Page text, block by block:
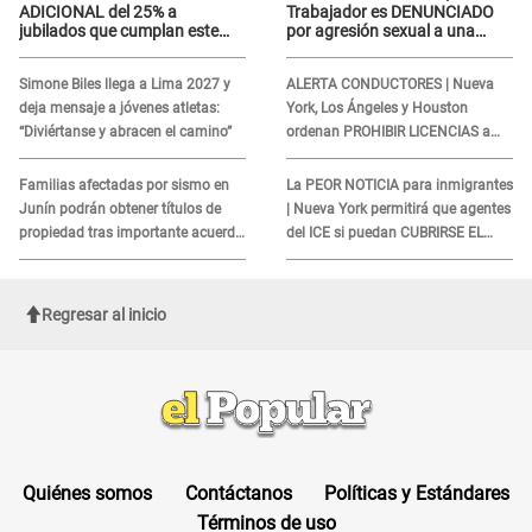
ADICIONAL del 25% a
jubilados que cumplan este
Simone Biles llega a Lima 2027 y
deja mensaje a jóvenes atletas:
“Diviértanse y abracen el camino”
Familias afectadas por sismo en
Junín podrán obtener títulos de
propiedad tras importante acuerdo
de Cofopri
Trabajador es DENUNCIADO
por agresión sexual a una
ALERTA CONDUCTORES | Nueva
York, Los Ángeles y Houston
ordenan PROHIBIR LICENCIAS a
quienes no presenten ESTE
DOCUMENTO
La PEOR NOTICIA para inmigrantes
| Nueva York permitirá que agentes
del ICE si puedan CUBRIRSE EL
ROSTRO
Regresar al inicio
Quiénes somos Contáctanos
Políticas y Estándares
Términos de uso